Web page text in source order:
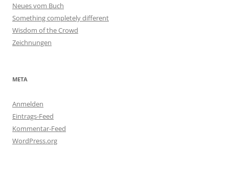
Neues vom Buch
Something completely different
Wisdom of the Crowd
Zeichnungen
META
Anmelden
Eintrags-Feed
Kommentar-Feed
WordPress.org